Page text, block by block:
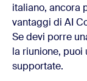
italiano, ancora
vantaggi di AI
Se devi porre
la riunione, puoi
supportate.